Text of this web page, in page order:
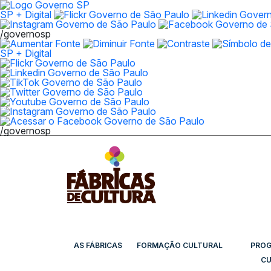
SP + Digital
/governosp
SP + Digital
/governosp
AS FÁBRICAS FORMAÇÃO CULTURAL